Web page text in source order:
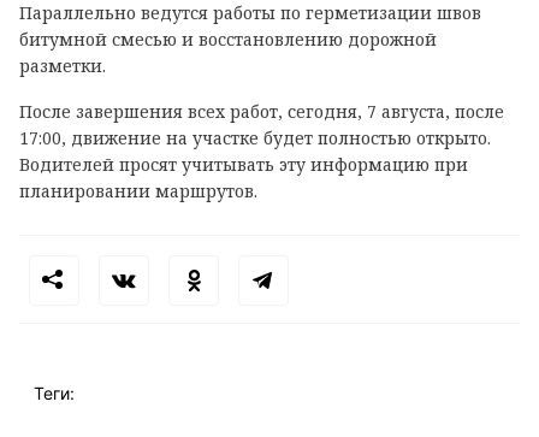
Параллельно ведутся работы по герметизации швов
битумной смесью и восстановлению дорожной
разметки.
После завершения всех работ, сегодня, 7 августа, после
17:00, движение на участке будет полностью открыто.
Водителей просят учитывать эту информацию при
планировании маршрутов.
Теги: